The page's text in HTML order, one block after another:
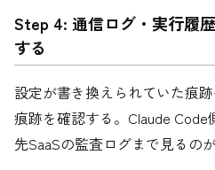
Step 4: 通信ログ・実行履
する
設定が書き換えられていた痕
痕跡を確認する。Claude
先SaaSの監査ログまで見るの